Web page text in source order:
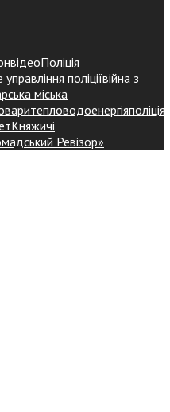
відеоПоліція
поліціївійна з
міська
поліція
Княжичі
Ревізор»